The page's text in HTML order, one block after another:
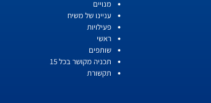
מנויים
עניינו של משיח
פעילויות
ראשי
שותפים
תכניה מקושר בכל 15
תקשורת